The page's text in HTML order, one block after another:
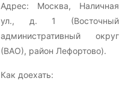
Адрес: Москва, Наличная
ул., д. 1
(Восточный
административный округ
(ВАО), район Лефортово).
Как доехать: